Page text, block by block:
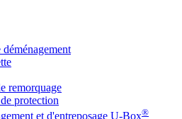
remorquage
protection
et d'entreposage U-Box®